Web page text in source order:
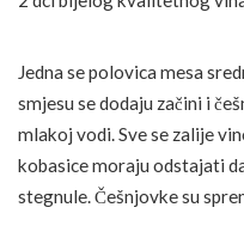
Jedna se polovica mesa
smjesu se dodaju začini i
mlakoj vodi. Sve se zalije
kobasice moraju odstajati
stegnule. Češnjovke su